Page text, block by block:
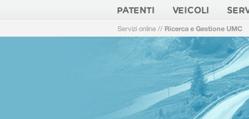
PATENTI VEICOLI
Servizi online // Ricerca e Gestione UMC